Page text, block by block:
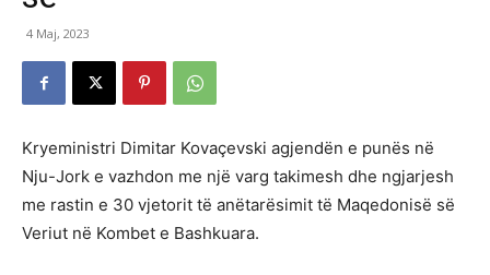
4 Maj, 2023
Kryeministri Dimitar Kovaçevski agjendën e punës në
Nju-Jork e vazhdon me një varg takimesh dhe ngjarjesh
me rastin e 30 vjetorit të anëtarësimit të Maqedonisë së
Veriut në Kombet e Bashkuara.